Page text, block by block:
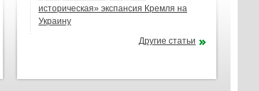
историческая» экспансия Кремля на
Украину
Другие статьи